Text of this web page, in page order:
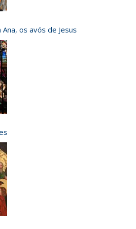
Ana, os avós de Jesus